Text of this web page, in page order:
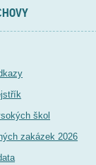
škol
zakázek 2026